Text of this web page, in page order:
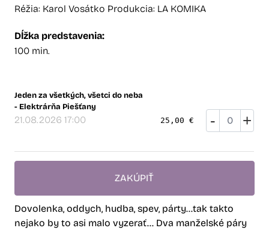
Réžia: Karol Vosátko Produkcia: LA KOMIKA
Dĺžka predstavenia:
100 min.
Jeden za všetkých, všetci do neba
- Elektrárňa Piešťany
21.08.2026 17:00 25,00 € - +
ZAKÚPIŤ
Dovolenka, oddych, hudba, spev, párty...tak takto
nejako by to asi malo vyzerať... Dva manželské páry